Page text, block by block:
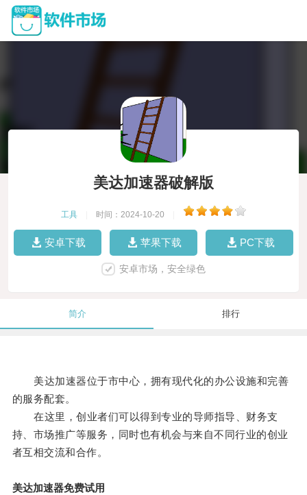
美达加速器破解版
工具 时间：2024-10-20
安卓下载 苹果下载 PC下载
安卓市场，安全绿色
简介 排行
美达加速器位于市中心，拥有现代化的办公设施和完善
的服务配套。
在这里，创业者们可以得到专业的导师指导、财务支
持、市场推广等服务，同时也有机会与来自不同行业的创业
者互相交流和合作。
美达加速器免费试用